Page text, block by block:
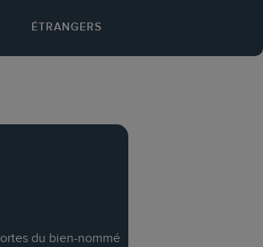
ÉTRANGERS
du bien-nommé